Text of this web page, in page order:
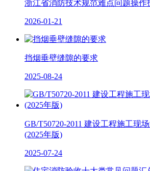
浙江省消防技术规范难点问题操作
2026-01-21
挡烟垂壁缝隙的要求
2025-08-24
GB/T50720-2011 建设工程施工现
(2025年版)
2025-07-24